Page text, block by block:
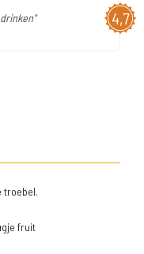
4,7
troebel.
fruit